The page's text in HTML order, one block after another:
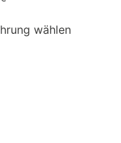
wählen